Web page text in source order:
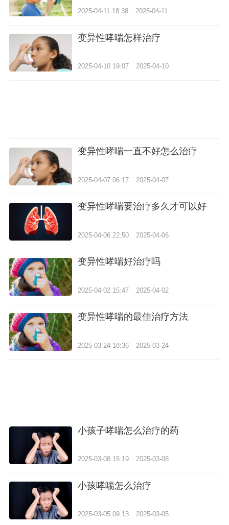
2025-04-11 18:38 2025-04-11
变异性哮喘怎样治疗
2025-04-10 19:07 2025-04-10
变异性哮喘一直不好怎么治疗
2025-04-07 06:17 2025-04-07
变异性哮喘要治疗多久才可以好
2025-04-06 22:50 2025-04-06
变异性哮喘好治疗吗
2025-04-02 15:47 2025-04-02
变异性哮喘的最佳治疗方法
2025-03-24 18:36 2025-03-24
小孩子哮喘怎么治疗的药
2025-03-08 15:19 2025-03-08
小孩哮喘怎么治疗
2025-03-05 09:13 2025-03-05